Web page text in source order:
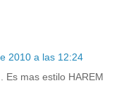
2010 a las 12:24
Es mas estilo HAREM